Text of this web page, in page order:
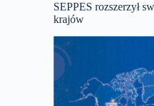
SEPPES rozszerzył
krajów